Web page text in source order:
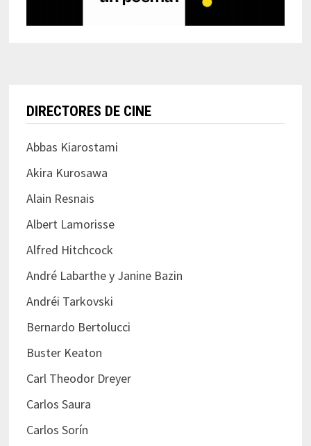
DIRECTORES DE CINE
Abbas Kiarostami
Akira Kurosawa
Alain Resnais
Albert Lamorisse
Alfred Hitchcock
André Labarthe y Janine Bazin
Andréi Tarkovski
Bernardo Bertolucci
Buster Keaton
Carl Theodor Dreyer
Carlos Saura
Carlos Sorín